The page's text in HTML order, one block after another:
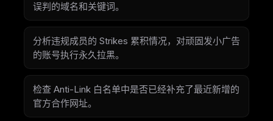
误判的域名和关键词。
分析违规成员的 Strikes 累积情况，对顽固发小广告
的账号执行永久拉黑。
检查 Anti-Link 白名单中是否已经补充了最近新增的
官方合作网址。